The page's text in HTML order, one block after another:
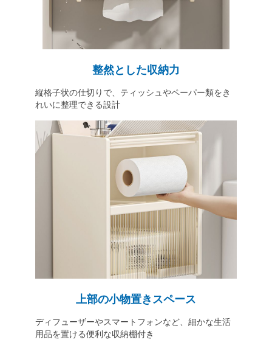
整然とした収納力
縦格子状の仕切りで、ティッシュやペーパー類をき
れいに整理できる設計
上部の小物置きスペース
ディフューザーやスマートフォンなど、細かな生活
用品を置ける便利な収納棚付き